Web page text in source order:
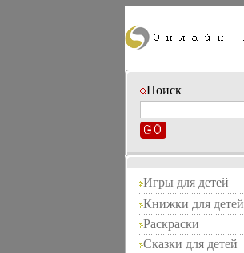
Поиск
Игры для детей
Книжки для детей
Раскраски
Сказки для детей